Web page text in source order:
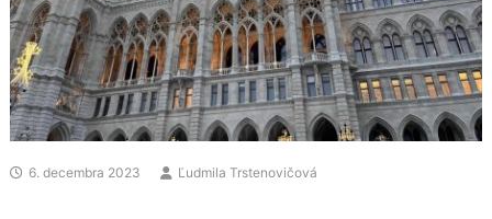
6. decembra 2023 Ľudmila Trstenovičová